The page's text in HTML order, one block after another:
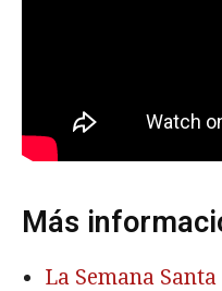
Más
La Semana